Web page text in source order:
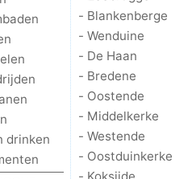
drinken
- Blankenberge
- Wenduine
- De Haan
- Bredene
- Oostende
- Middelkerke
- Westende
- Oostduinkerke